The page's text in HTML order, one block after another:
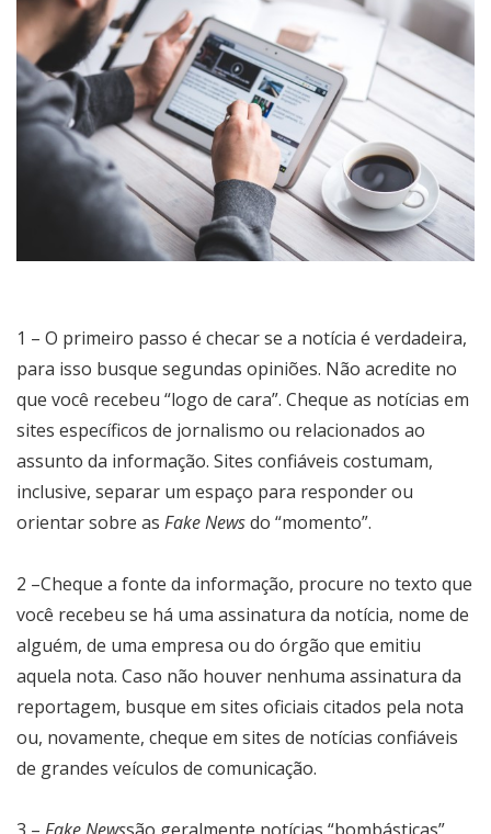
1 – O primeiro passo é checar se a notícia é verdadeira,
para isso busque segundas opiniões. Não acredite no
que você recebeu “logo de cara”. Cheque as notícias em
sites específicos de jornalismo ou relacionados ao
assunto da informação. Sites confiáveis costumam,
inclusive, separar um espaço para responder ou
orientar sobre as Fake Newsdo “momento”.
2 –Cheque a fonte da informação, procure no texto que
você recebeu se há uma assinatura da notícia, nome de
alguém, de uma empresa ou do órgão que emitiu
aquela nota. Caso não houver nenhuma assinatura da
reportagem, busque em sites oficiais citados pela nota
ou, novamente, cheque em sites de notícias confiáveis
de grandes veículos de comunicação.
3 – Fake Newssão geralmente notícias “bombásticas”,